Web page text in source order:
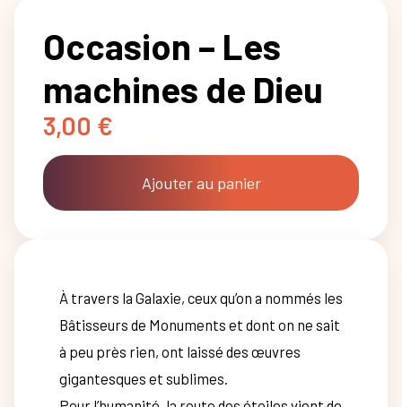
Occasion – Les
machines de Dieu
3,00 €
Ajouter au panier
À travers la Galaxie, ceux qu’on a nommés les
Bâtisseurs de Monuments et dont on ne sait
à peu près rien, ont laissé des œuvres
gigantesques et sublimes.